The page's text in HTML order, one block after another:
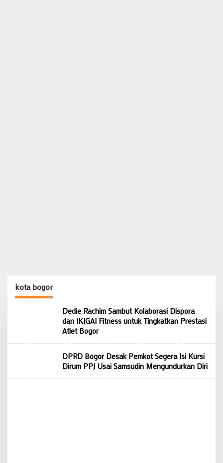
kota bogor
Dedie Rachim Sambut Kolaborasi Dispora
dan IKIGAI Fitness untuk Tingkatkan Prestasi
Atlet Bogor
DPRD Bogor Desak Pemkot Segera Isi Kursi
Dirum PPJ Usai Samsudin Mengundurkan Diri